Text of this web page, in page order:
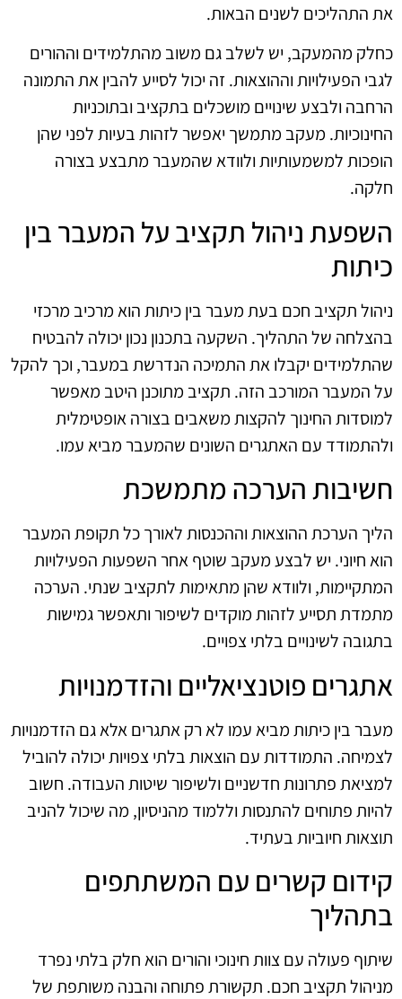
את התהליכים לשנים הבאות.
כחלק מהמעקב, יש לשלב גם משוב מהתלמידים וההורים
לגבי הפעילויות וההוצאות. זה יכול לסייע להבין את התמונה
הרחבה ולבצע שינויים מושכלים בתקציב ובתוכניות
החינוכיות. מעקב מתמשך יאפשר לזהות בעיות לפני שהן
הופכות למשמעותיות ולוודא שהמעבר מתבצע בצורה
חלקה.
השפעת ניהול תקציב על המעבר בין
כיתות
ניהול תקציב חכם בעת מעבר בין כיתות הוא מרכיב מרכזי
בהצלחה של התהליך. השקעה בתכנון נכון יכולה להבטיח
שהתלמידים יקבלו את התמיכה הנדרשת במעבר, וכך להקל
על המעבר המורכב הזה. תקציב מתוכנן היטב מאפשר
למוסדות החינוך להקצות משאבים בצורה אופטימלית
ולהתמודד עם האתגרים השונים שהמעבר מביא עמו.
חשיבות הערכה מתמשכת
הליך הערכת ההוצאות וההכנסות לאורך כל תקופת המעבר
הוא חיוני. יש לבצע מעקב שוטף אחר השפעות הפעילויות
המתקיימות, ולוודא שהן מתאימות לתקציב שנתי. הערכה
מתמדת תסייע לזהות מוקדים לשיפור ותאפשר גמישות
בתגובה לשינויים בלתי צפויים.
אתגרים פוטנציאליים והזדמנויות
מעבר בין כיתות מביא עמו לא רק אתגרים אלא גם הזדמנויות
לצמיחה. התמודדות עם הוצאות בלתי צפויות יכולה להוביל
למציאת פתרונות חדשניים ולשיפור שיטות העבודה. חשוב
להיות פתוחים להתנסות וללמוד מהניסיון, מה שיכול להניב
תוצאות חיוביות בעתיד.
קידום קשרים עם המשתתפים
בתהליך
שיתוף פעולה עם צוות חינוכי והורים הוא חלק בלתי נפרד
מניהול תקציב חכם. תקשורת פתוחה והבנה משותפת של